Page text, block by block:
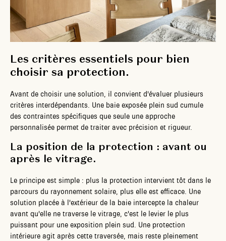
Les critères essentiels pour bien
choisir sa protection.
Avant de choisir une solution, il convient d'évaluer plusieurs
critères interdépendants. Une baie exposée plein sud cumule
des contraintes spécifiques que seule une approche
personnalisée permet de traiter avec précision et rigueur.
La position de la protection : avant ou
après le vitrage.
Le principe est simple : plus la protection intervient tôt dans le
parcours du rayonnement solaire, plus elle est efficace. Une
solution placée à l'extérieur de la baie intercepte la chaleur
avant qu'elle ne traverse le vitrage, c'est le levier le plus
puissant pour une exposition plein sud. Une protection
intérieure agit après cette traversée, mais reste pleinement